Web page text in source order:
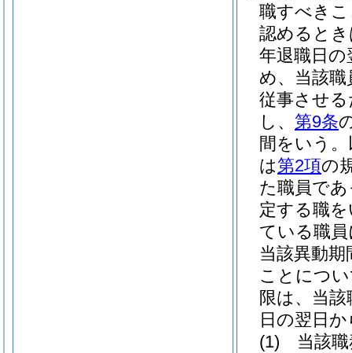
職すべき
認めると
年退職日
め、当該
従事させ
し、 第9条
間をいう
は第2項の
た職員で
定する職
ている職
当該異動
ことにつ
限は、当
日の翌日
(1)
当該